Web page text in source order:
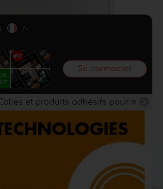
fr
Se connecter
et produits adhésifs pour